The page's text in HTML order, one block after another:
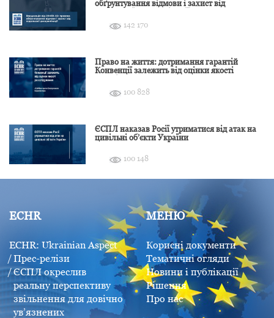
обґрунтування відмови і захист від
142 170
Право на життя: дотримання гарантій
Конвенції залежить від оцінки якості
100 828
ЄСПЛ наказав Росії утриматися від атак на
цивільні об’єкти України
100 148
ECHR
ECHR: Ukrainian Aspect
Прес-релізи
ЄСПЛ окреслив
реальну перспективу
звільнення для довічно
ув’язнених
МЕНЮ
Корисні документи
Тематичні огляди
Новини і публікації
Рішення
Про нас